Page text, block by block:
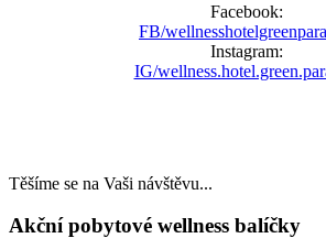
Facebook:
FB/
Instagram:
IG/
Těšíme se na Vaši návštěvu...
Akční pobytové wellness balíčky